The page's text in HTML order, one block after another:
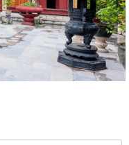
chờ đợi ai. Khi tinh thần
mà còn phải được bảo đảm